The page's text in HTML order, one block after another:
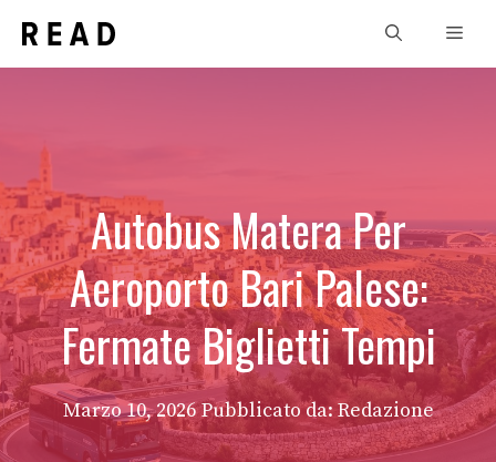
contenuto
Autobus Matera Per
Aeroporto Bari Palese:
Fermate Biglietti Tempi
Marzo 10, 2026 Pubblicato da: Redazione